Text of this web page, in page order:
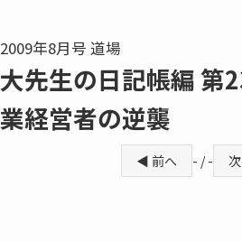
2009年8月号 道場
大先生の日記帳編
業経営者の逆襲
◀ 前へ - / -